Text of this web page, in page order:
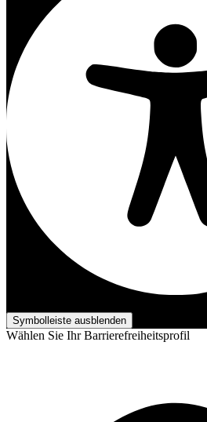
Symbolleiste ausblenden
Wählen Sie Ihr Barrierefreiheitsprofil